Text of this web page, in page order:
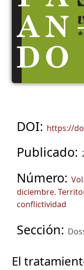
DOI: https://
Publicado:
Número:
diciembre.
conflictividad
Sección:
El